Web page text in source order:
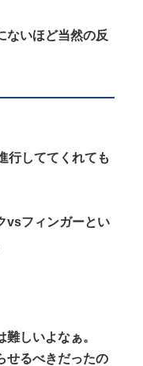
ないほど当然の反
行しててくれても
vsフィンガーとい
しいよなぁ。
せるべきだったの